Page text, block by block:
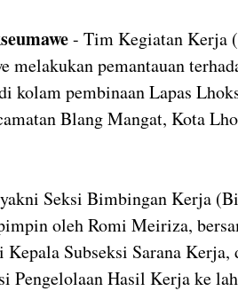
- Tim Kegiatan Kerja
melakukan pemantauan
kolam pembinaan Lapas
Blang Mangat, Kota
Seksi Bimbingan Kerja
oleh Romi Meiriza,
Kepala Subseksi Sarana Kerja,
Pengelolaan Hasil Kerja ke